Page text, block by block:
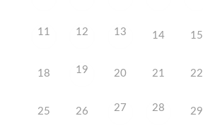
11 12 13 14 15
18 19 20 21 22
25 26 27 28 29